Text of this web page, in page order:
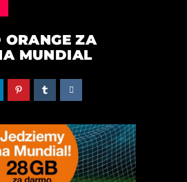
ORANGE ZA
MUNDIAL